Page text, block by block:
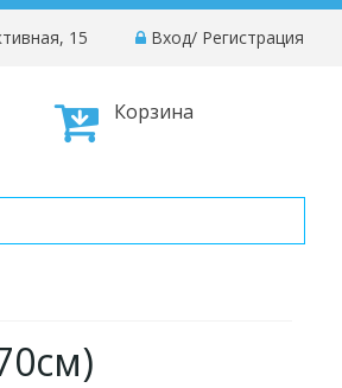
Вход/ Регистрация
15
Корзина